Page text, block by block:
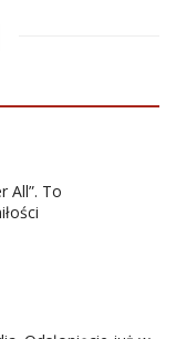
All”. To